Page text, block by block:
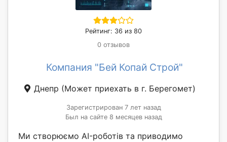
Рейтинг: 36 из 80
0 отзывов
Компания "Бей Копай Строй"
Днепр (Может приехать в г. Берегомет)
Зарегистрирован 7 лет назад
Был на сайте 8 месяцев назад
Ми створюємо AI-роботів та приводимо